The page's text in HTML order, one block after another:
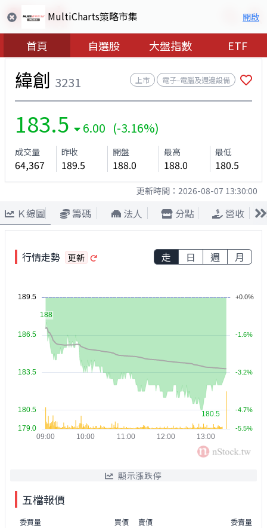
MultiCharts策略市集 開啟
首頁 自選股 大盤指數 ETF
緯創 3231 上市 電子–電腦及週邊設備
183.5 6.00 (-3.16%)
成交量
64,367
昨收
189.5
開盤
188.0
最高
188.0
最低
180.5
更新時間： 2026-08-07 13:30:00
Ｋ線圖 籌碼 法人 分點 營收
行情走勢 更新 走 日 週 月
顯示漲跌停
五檔報價
委買量
買價
賣價
委賣量